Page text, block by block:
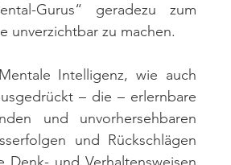
Gurus“ geradezu zum
unverzichtbar zu machen.
Intelligenz, wie auch
– die – erlernbare
und unvorhersehbaren
und Rückschlägen